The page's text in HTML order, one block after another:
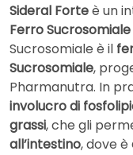
Sideral Forteè un
Ferro Sucrosomiale
Sucrosomiale è il
Sucrosomiale,
Pharmanutra. In
involucro di
grassi, che gli
all’intestino, dove è